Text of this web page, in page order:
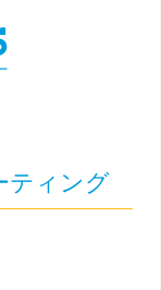
ティング